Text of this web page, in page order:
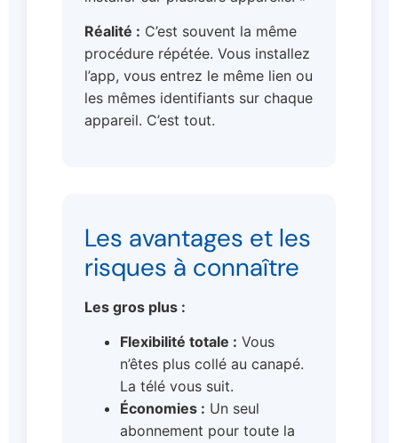
Réalité : C’est souvent la même
procédure répétée. Vous installez
l’app, vous entrez le même lien ou
les mêmes identifiants sur chaque
appareil. C’est tout.
Les avantages et les
risques à connaître
Les gros plus :
Flexibilité totale : Vous
n’êtes plus collé au canapé.
La télé vous suit.
Économies : Un seul
abonnement pour toute la